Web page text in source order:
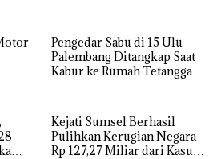
Pengedar Sabu di 15 Ulu
Palembang Ditangkap Saat
Kabur ke Rumah Tetangga
Kejati Sumsel Berhasil
Pulihkan Kerugian Negara
Rp 127,27 Miliar dari Kasus